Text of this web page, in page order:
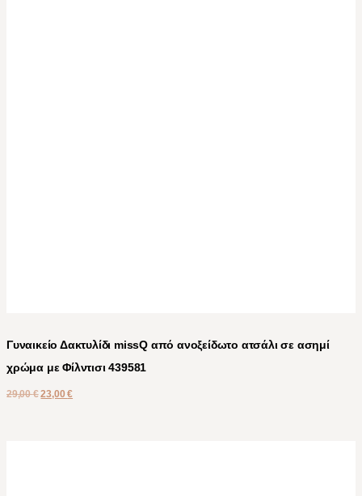
Γυναικείο Δακτυλίδι missQ από ανοξείδωτο ατσάλι σε ασημί
χρώμα με Φίλντισι 439581
29,00€ 23,00€